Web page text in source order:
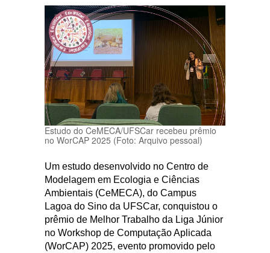
Estudo do CeMECA/UFSCar recebeu prêmio
no WorCAP 2025 (Foto: Arquivo pessoal)
Um estudo desenvolvido no Centro de
Modelagem em Ecologia e Ciências
Ambientais (CeMECA), do Campus
Lagoa do Sino da UFSCar, conquistou o
prêmio de Melhor Trabalho da Liga Júnior
no Workshop de Computação Aplicada
(WorCAP) 2025, evento promovido pelo